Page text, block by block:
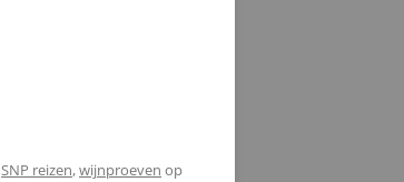
SNP reizen,wijnproeven op